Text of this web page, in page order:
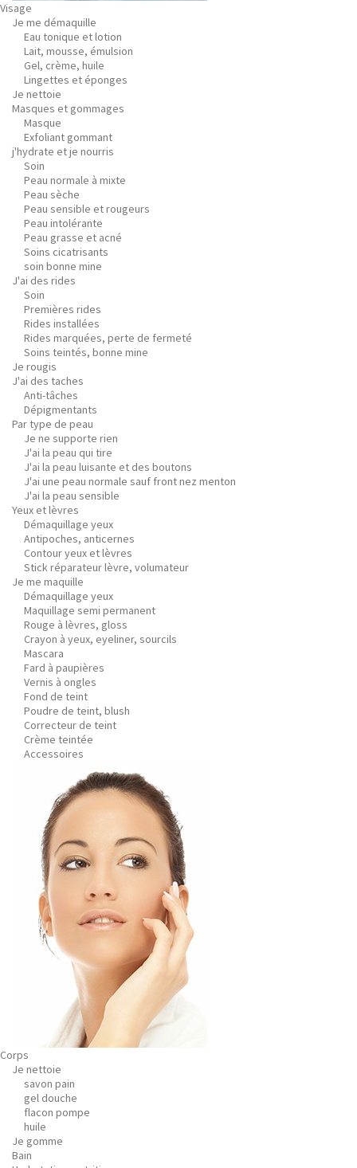
Visage
Je me démaquille
Eau tonique et lotion
Lait, mousse, émulsion
Gel, crème, huile
Lingettes et éponges
Je nettoie
Masques et gommages
Masque
Exfoliant gommant
j'hydrate et je nourris
Soin
Peau normale à mixte
Peau sèche
Peau sensible et rougeurs
Peau intolérante
Peau grasse et acné
Soins cicatrisants
soin bonne mine
J'ai des rides
Soin
Premières rides
Rides installées
Rides marquées, perte de fermeté
Soins teintés, bonne mine
Je rougis
J'ai des taches
Anti-tâches
Dépigmentants
Par type de peau
Je ne supporte rien
J'ai la peau qui tire
J'ai la peau luisante et des boutons
J'ai une peau normale sauf front nez menton
J'ai la peau sensible
Yeux et lèvres
Démaquillage yeux
Antipoches, anticernes
Contour yeux et lèvres
Stick réparateur lèvre, volumateur
Je me maquille
Démaquillage yeux
Maquillage semi permanent
Rouge à lèvres, gloss
Crayon à yeux, eyeliner, sourcils
Mascara
Fard à paupières
Vernis à ongles
Fond de teint
Poudre de teint, blush
Correcteur de teint
Crème teintée
Accessoires
Corps
Je nettoie
savon pain
gel douche
flacon pompe
huile
Je gomme
Bain